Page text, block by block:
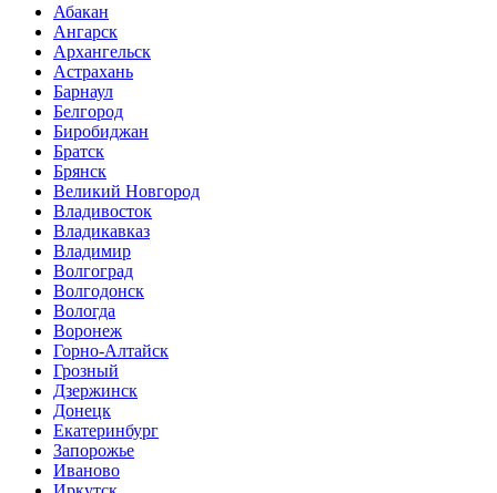
Абакан
Ангарск
Архангельск
Астрахань
Барнаул
Белгород
Биробиджан
Братск
Брянск
Великий Новгород
Владивосток
Владикавказ
Владимир
Волгоград
Волгодонск
Вологда
Воронеж
Горно-Алтайск
Грозный
Дзержинск
Донецк
Екатеринбург
Запорожье
Иваново